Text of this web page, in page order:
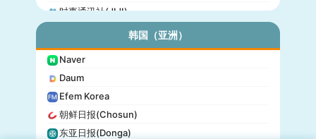
时事通讯社(JIJI)
产经新闻(Sankei)
东京放送(TBS)
朝日电视台(TV Asahi)
东京电视台(TV Tokyo)
日本电视台(NTV)
韩国（亚洲）
Naver
Daum
Efem Korea
朝鲜日报(Chosun)
东亚日报(Donga)